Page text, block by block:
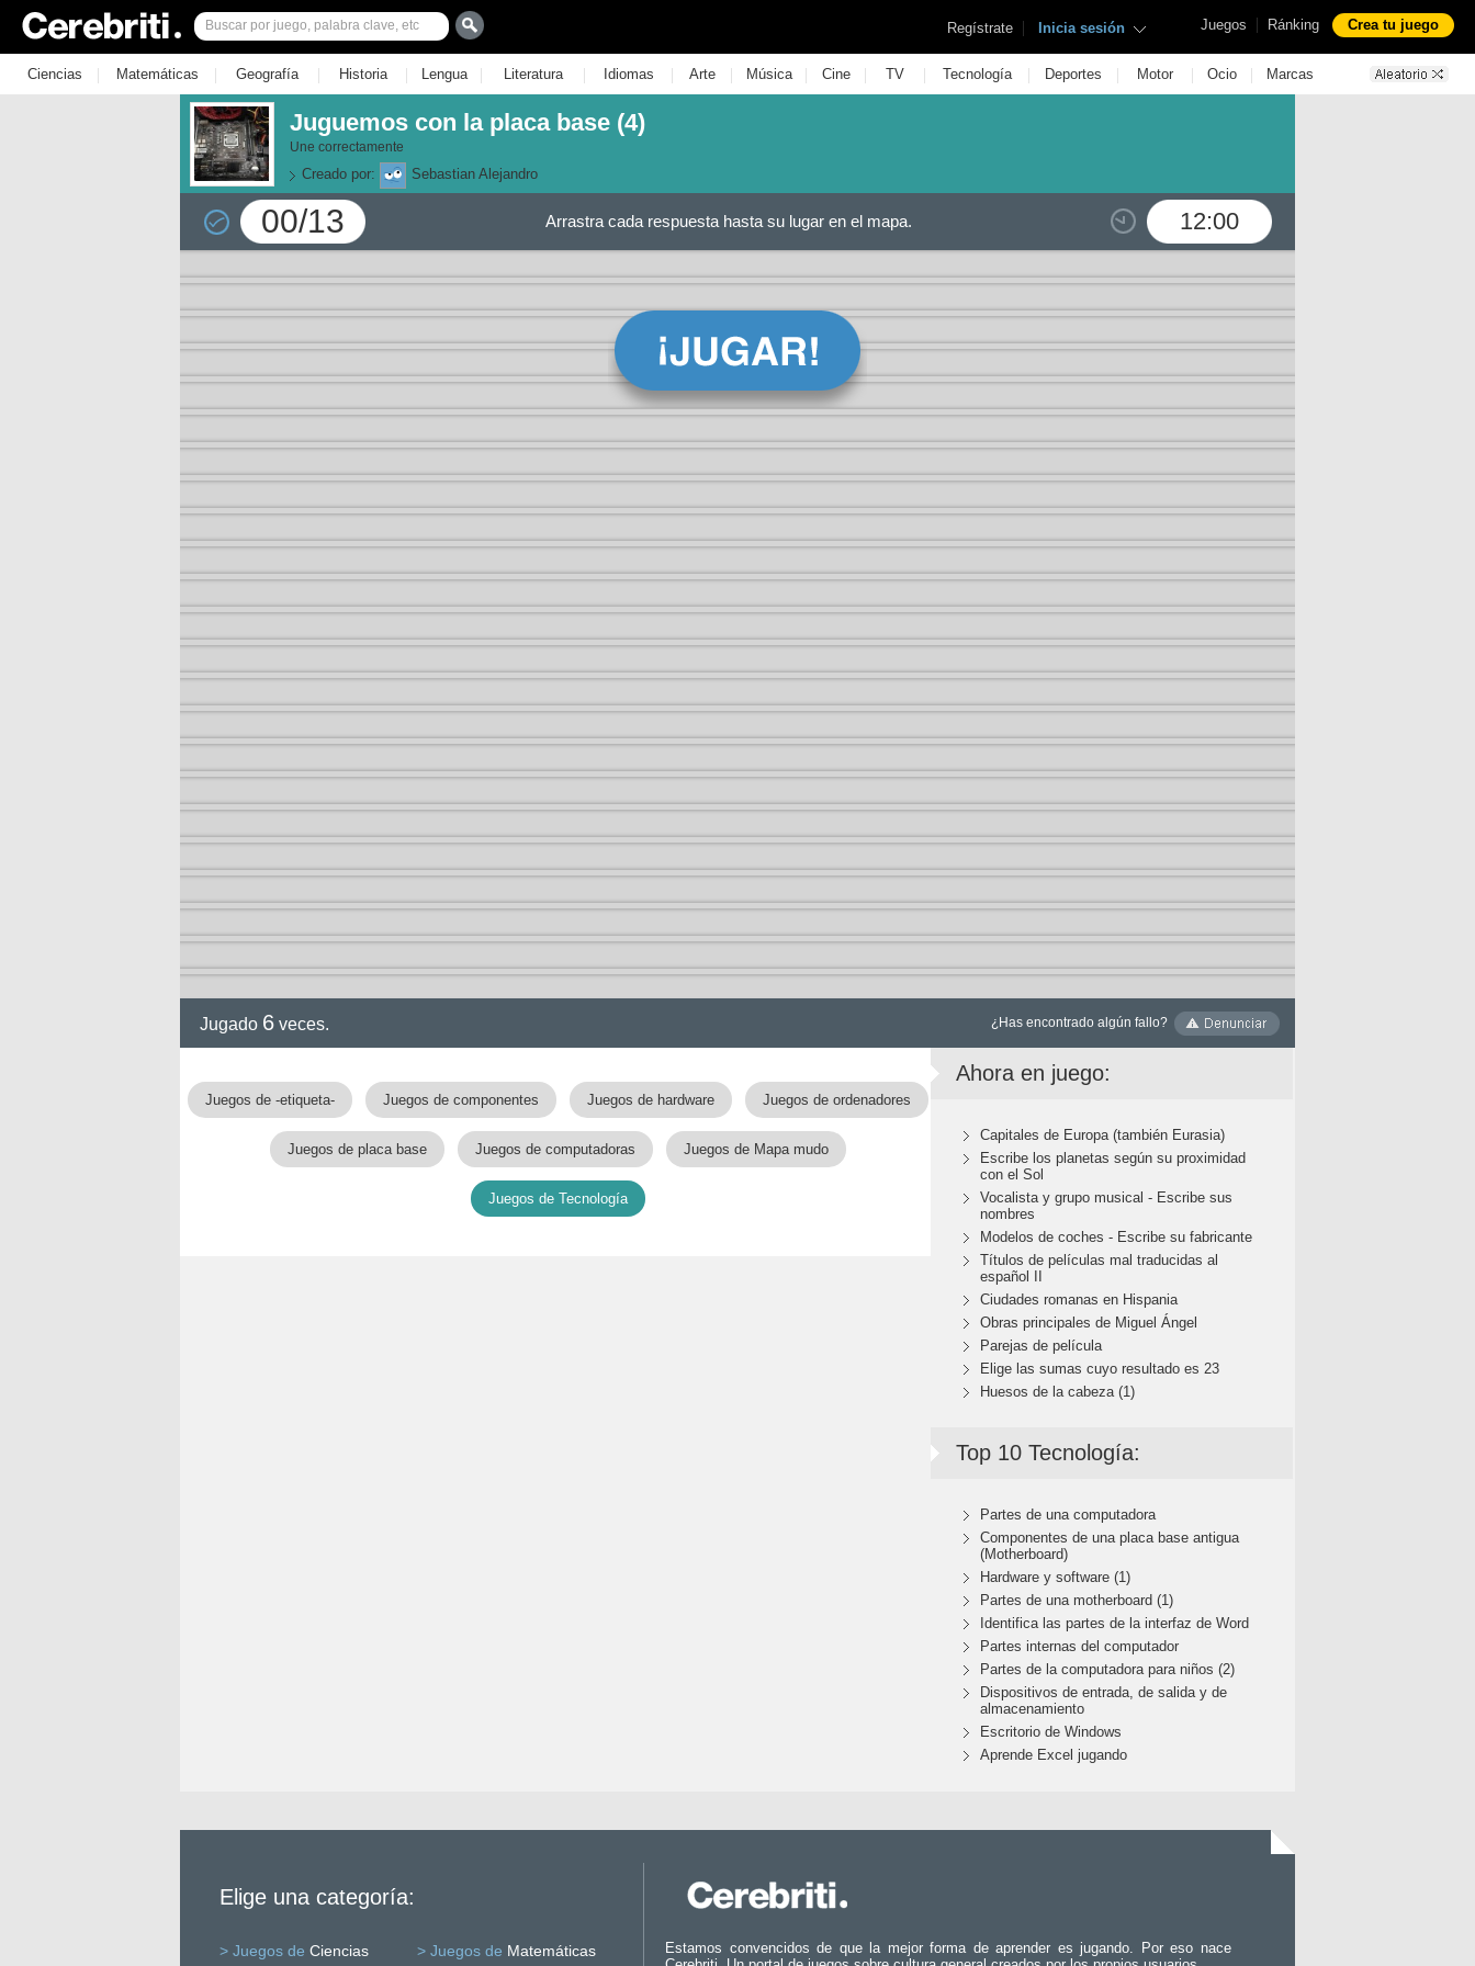
Juegos | Ránking Crea tu juego
Regístrate | Inicia sesión
Ciencias | Matemáticas | Geografía | Historia | Lengua | Literatura | Idiomas | Arte | Música | Cine | TV | Tecnología | Deportes | Motor | Ocio | Marcas
Juguemos con la placa base (4)
Une correctamente
Creado por: Sebastian Alejandro
00/13 12:00
Arrastra cada respuesta hasta su lugar en el mapa.
Jugado 6 veces. ¿Has encontrado algún fallo?
Juegos de -etiqueta- Juegos de componentes Juegos de hardware Juegos de ordenadores
Juegos de placa base Juegos de computadoras Juegos de Mapa mudo
Juegos de Tecnología
Ahora en juego:
Capitales de Europa (también Eurasia)
Escribe los planetas según su proximidad
con el Sol
Vocalista y grupo musical - Escribe sus
nombres
Modelos de coches - Escribe su fabricante
Títulos de películas mal traducidas al
español II
Ciudades romanas en Hispania
Obras principales de Miguel Ángel
Parejas de película
Elige las sumas cuyo resultado es 23
Huesos de la cabeza (1)
Top 10 Tecnología:
Partes de una computadora
Componentes de una placa base antigua
(Motherboard)
Hardware y software (1)
Partes de una motherboard (1)
Identifica las partes de la interfaz de Word
Partes internas del computador
Partes de la computadora para niños (2)
Dispositivos de entrada, de salida y de
almacenamiento
Escritorio de Windows
Aprende Excel jugando
Elige una categoría:
> Juegos de Ciencias > Juegos de Matemáticas
Estamos convencidos de que la mejor forma de aprender es jugando. Por eso nace